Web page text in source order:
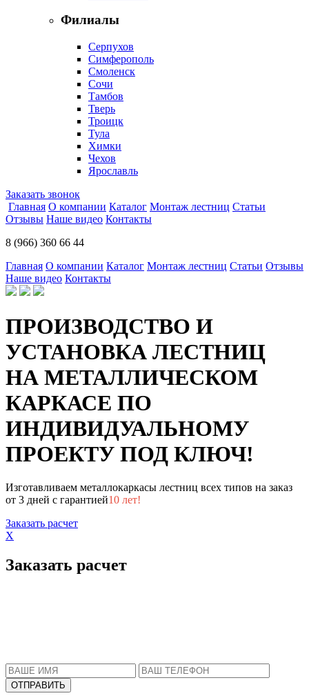
Филиалы
Серпухов
Симферополь
Смоленск
Сочи
Тамбов
Тверь
Троицк
Тула
Химки
Чехов
Ярославль
Заказать звонок
Главная О компании Каталог Монтаж лестниц Статьи
Отзывы Наше видео Контакты
8 (966) 360 66 44
Главная О компании Каталог Монтаж лестниц Статьи Отзывы
Наше видео Контакты
ПРОИЗВОДСТВО И
УСТАНОВКА ЛЕСТНИЦ
НА МЕТАЛЛИЧЕСКОМ
КАРКАСЕ ПО
ИНДИВИДУАЛЬНОМУ
ПРОЕКТУ ПОД КЛЮЧ!
Изготавливаем металлокаркасы лестниц всех типов на заказ
от 3 дней с гарантией10 лет!
Заказать расчет
X
Заказать расчет